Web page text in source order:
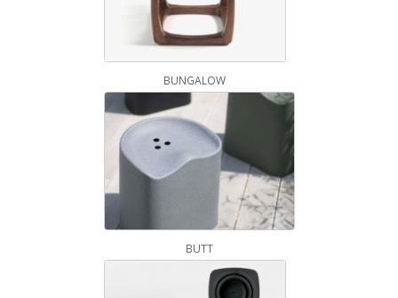
BUNGALOW
BUTT